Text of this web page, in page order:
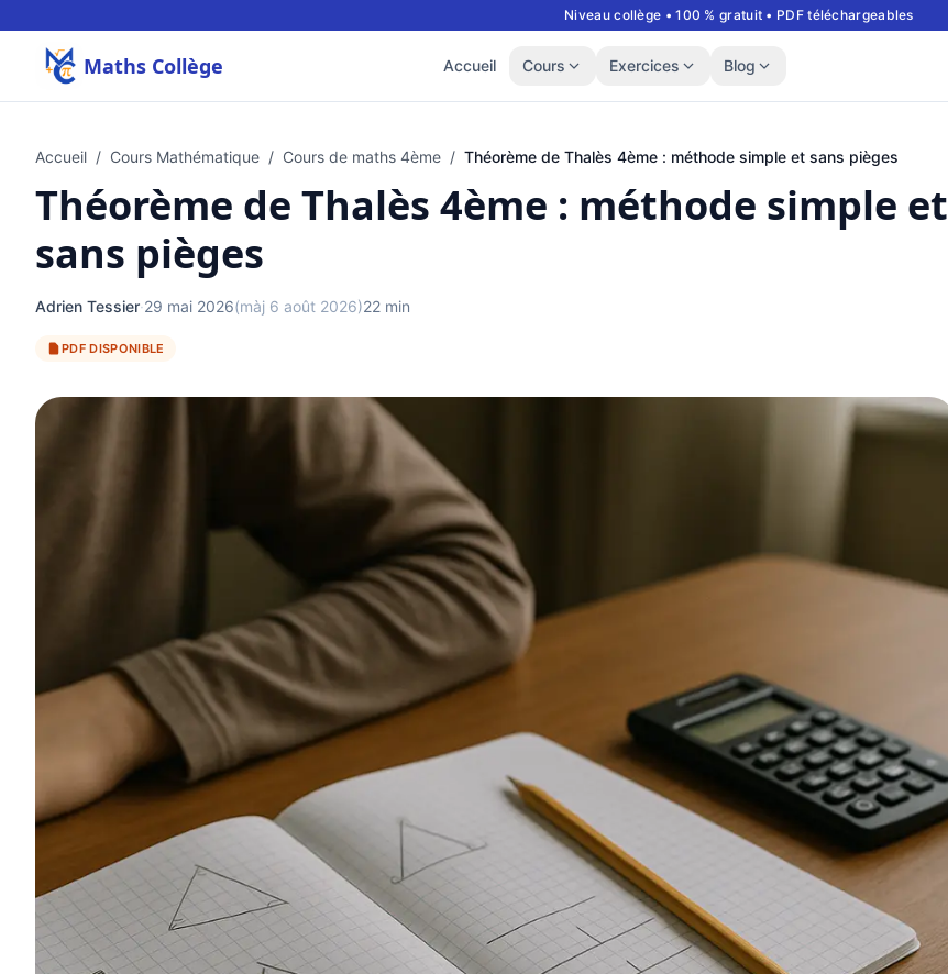
Niveau collège • 100 % gratuit • PDF téléchargeables
Maths Collège Accueil Cours Exercices Blog
Accueil / Cours Mathématique / Cours de maths 4ème / Théorème de Thalès 4ème : méthode simple et sans pièges
Théorème de Thalès 4ème : méthode simple et
sans pièges
Adrien Tessier·29 mai 2026(màj 6 août 2026)22 min
PDF DISPONIBLE